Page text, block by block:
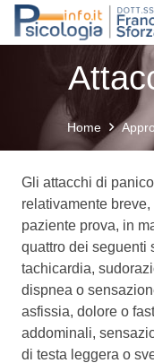
Home
Gli attacchi di
relativamente
paziente prova, in
quattro dei seguenti
tachicardia,
dispnea o
asfissia, dolore o
addominali,
di testa leggera o